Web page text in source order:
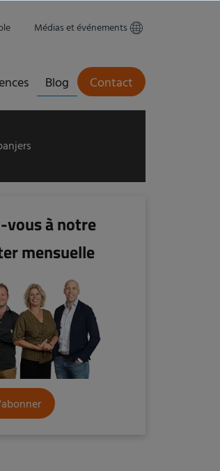
Médias et événements
Blog Contact
vous à notre
mensuelle